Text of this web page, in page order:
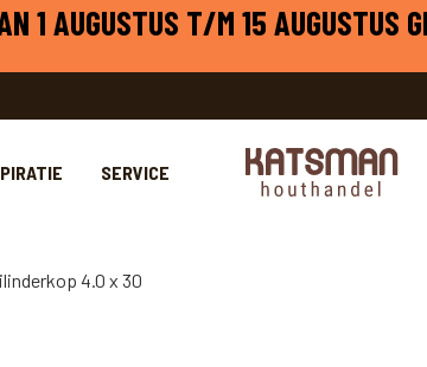
1 AUGUSTUS T/M 15 AUGUSTUS
SERVICE
4.0 x 30